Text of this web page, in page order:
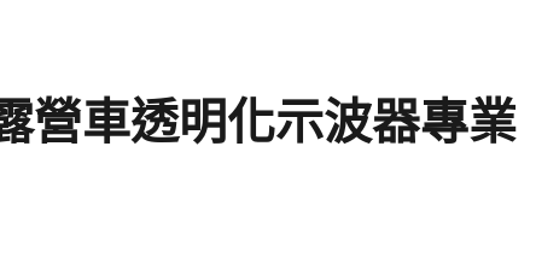
營車透明化示波器專業